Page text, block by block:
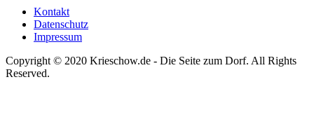
Kontakt
Datenschutz
Impressum
Copyright © 2020 Krieschow.de - Die Seite zum Dorf. All Rights
Reserved.